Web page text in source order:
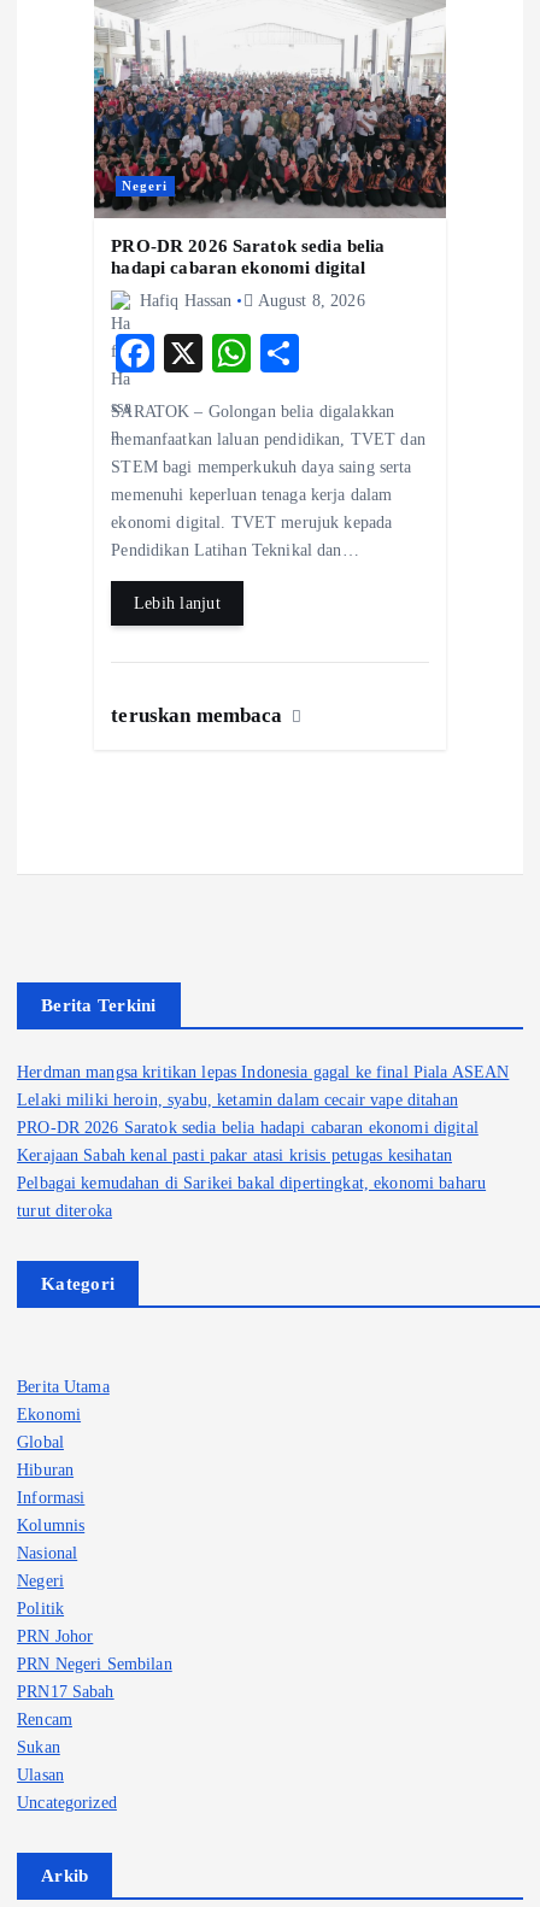
Negeri
PRO-DR 2026 Saratok sedia belia
hadapi cabaran ekonomi digital
Hafiq Hassan August 8, 2026
F
eb
o
o
k
X
W
ts
A
p
p
re
SARATOK – Golongan belia digalakkan
memanfaatkan laluan pendidikan, TVET dan
STEM bagi memperkukuh daya saing serta
memenuhi keperluan tenaga kerja dalam
ekonomi digital. TVET merujuk kepada
Pendidikan Latihan Teknikal dan…
Lebih lanjut
teruskan membaca
Berita Terkini
Herdman mangsa kritikan lepas Indonesia gagal ke final Piala ASEAN
Lelaki miliki heroin, syabu, ketamin dalam cecair vape ditahan
PRO-DR 2026 Saratok sedia belia hadapi cabaran ekonomi digital
Kerajaan Sabah kenal pasti pakar atasi krisis petugas kesihatan
Pelbagai kemudahan di Sarikei bakal dipertingkat, ekonomi baharu
turut diteroka
Kategori
Berita Utama
Ekonomi
Global
Hiburan
Informasi
Kolumnis
Nasional
Negeri
Politik
PRN Johor
PRN Negeri Sembilan
PRN17 Sabah
Rencam
Sukan
Ulasan
Uncategorized
Arkib